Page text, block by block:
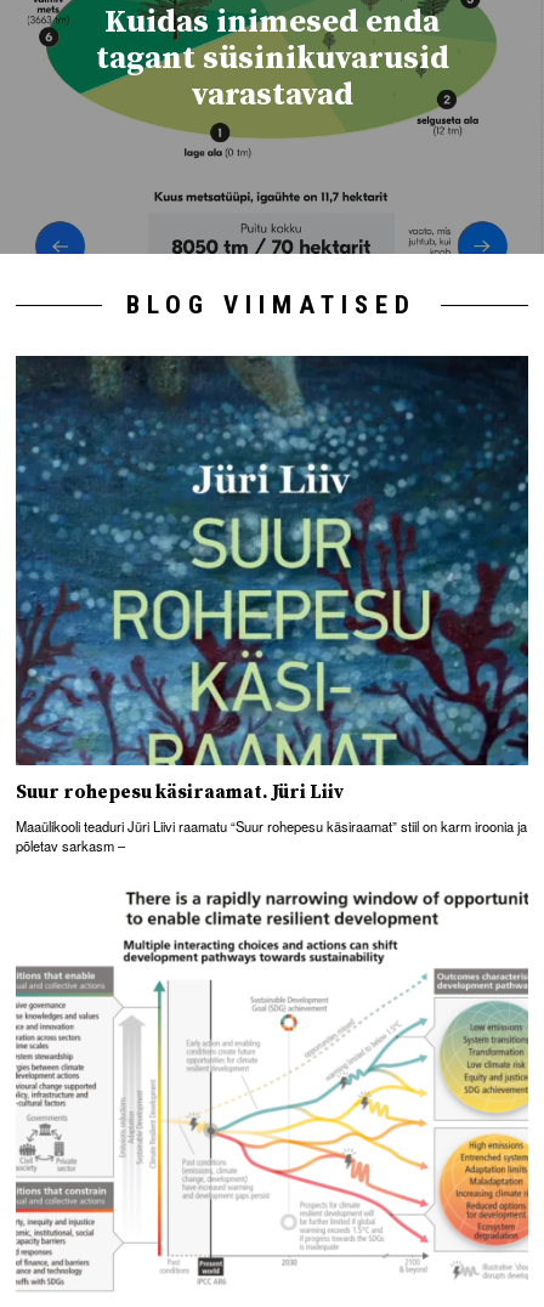
Kuidas inimesed enda
tagant süsinikuvarusid
varastavad
BLOG VIIMATISED
Suur rohepesu käsiraamat. Jüri Liiv
Maaülikooli teaduri Jüri Liivi raamatu “Suur rohepesu käsiraamat” stiil on karm iroonia ja
põletav sarkasm –